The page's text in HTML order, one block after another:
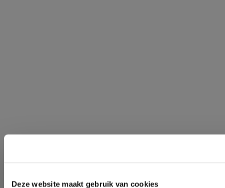
Deze website maakt gebruik van cookies